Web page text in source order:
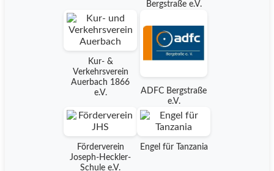
Bergstraße e.V.
Kur- &
Verkehrsverein
Auerbach 1866
e.V.
ADFC Bergstraße
e.V.
Förderverein
Joseph-Heckler-
Schule e.V.
Engel für Tanzania